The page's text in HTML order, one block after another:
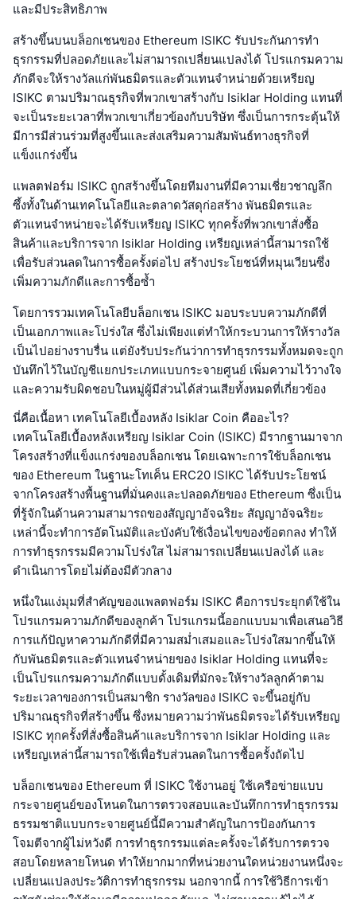
และมีประสิทธิภาพ
สร้างขึ้นบนบล็อกเชนของ Ethereum ISIKC รับประกันการทำ
ธุรกรรมที่ปลอดภัยและไม่สามารถเปลี่ยนแปลงได้ โปรแกรมความ
ภักดีจะให้รางวัลแก่พันธมิตรและตัวแทนจำหน่ายด้วยเหรียญ
ISIKC ตามปริมาณธุรกิจที่พวกเขาสร้างกับ Isiklar Holding แทนที่
จะเป็นระยะเวลาที่พวกเขาเกี่ยวข้องกับบริษัท ซึ่งเป็นการกระตุ้นให้
มีการมีส่วนร่วมที่สูงขึ้นและส่งเสริมความสัมพันธ์ทางธุรกิจที่
แข็งแกร่งขึ้น
แพลตฟอร์ม ISIKC ถูกสร้างขึ้นโดยทีมงานที่มีความเชี่ยวชาญลึก
ซึ้งทั้งในด้านเทคโนโลยีและตลาดวัสดุก่อสร้าง พันธมิตรและ
ตัวแทนจำหน่ายจะได้รับเหรียญ ISIKC ทุกครั้งที่พวกเขาสั่งซื้อ
สินค้าและบริการจาก Isiklar Holding เหรียญเหล่านี้สามารถใช้
เพื่อรับส่วนลดในการซื้อครั้งต่อไป สร้างประโยชน์ที่หมุนเวียนซึ่ง
เพิ่มความภักดีและการซื้อซ้ำ
โดยการรวมเทคโนโลยีบล็อกเชน ISIKC มอบระบบความภักดีที่
เป็นเอกภาพและโปร่งใส ซึ่งไม่เพียงแต่ทำให้กระบวนการให้รางวัล
เป็นไปอย่างราบรื่น แต่ยังรับประกันว่าการทำธุรกรรมทั้งหมดจะถูก
บันทึกไว้ในบัญชีแยกประเภทแบบกระจายศูนย์ เพิ่มความไว้วางใจ
และความรับผิดชอบในหมู่ผู้มีส่วนได้ส่วนเสียทั้งหมดที่เกี่ยวข้อง
นี่คือเนื้อหา เทคโนโลยีเบื้องหลัง Isiklar Coin คืออะไร?
เทคโนโลยีเบื้องหลังเหรียญ Isiklar Coin (ISIKC) มีรากฐานมาจาก
โครงสร้างที่แข็งแกร่งของบล็อกเชน โดยเฉพาะการใช้บล็อกเชน
ของ Ethereum ในฐานะโทเค็น ERC20 ISIKC ได้รับประโยชน์
จากโครงสร้างพื้นฐานที่มั่นคงและปลอดภัยของ Ethereum ซึ่งเป็น
ที่รู้จักในด้านความสามารถของสัญญาอัจฉริยะ สัญญาอัจฉริยะ
เหล่านี้จะทำการอัตโนมัติและบังคับใช้เงื่อนไขของข้อตกลง ทำให้
การทำธุรกรรมมีความโปร่งใส ไม่สามารถเปลี่ยนแปลงได้ และ
ดำเนินการโดยไม่ต้องมีตัวกลาง
หนึ่งในแง่มุมที่สำคัญของแพลตฟอร์ม ISIKC คือการประยุกต์ใช้ใน
โปรแกรมความภักดีของลูกค้า โปรแกรมนี้ออกแบบมาเพื่อเสนอวิธี
การแก้ปัญหาความภักดีที่มีความสม่ำเสมอและโปร่งใสมากขึ้นให้
กับพันธมิตรและตัวแทนจำหน่ายของ Isiklar Holding แทนที่จะ
เป็นโปรแกรมความภักดีแบบดั้งเดิมที่มักจะให้รางวัลลูกค้าตาม
ระยะเวลาของการเป็นสมาชิก รางวัลของ ISIKC จะขึ้นอยู่กับ
ปริมาณธุรกิจที่สร้างขึ้น ซึ่งหมายความว่าพันธมิตรจะได้รับเหรียญ
ISIKC ทุกครั้งที่สั่งซื้อสินค้าและบริการจาก Isiklar Holding และ
เหรียญเหล่านี้สามารถใช้เพื่อรับส่วนลดในการซื้อครั้งถัดไป
บล็อกเชนของ Ethereum ที่ ISIKC ใช้งานอยู่ ใช้เครือข่ายแบบ
กระจายศูนย์ของโหนดในการตรวจสอบและบันทึกการทำธุรกรรม
ธรรมชาติแบบกระจายศูนย์นี้มีความสำคัญในการป้องกันการ
โจมตีจากผู้ไม่หวังดี การทำธุรกรรมแต่ละครั้งจะได้รับการตรวจ
สอบโดยหลายโหนด ทำให้ยากมากที่หน่วยงานใดหน่วยงานหนึ่งจะ
เปลี่ยนแปลงประวัติการทำธุรกรรม นอกจากนี้ การใช้วิธีการเข้า